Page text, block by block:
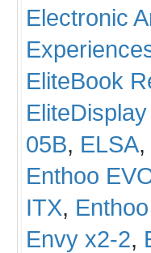
Electronic
EliteBook
05B, ELSA,
Enthoo
ITX,
Envy x2-2,